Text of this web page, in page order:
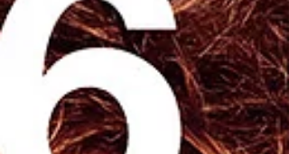
angażująca. Tak, to chyba odpowiednie
słowo.